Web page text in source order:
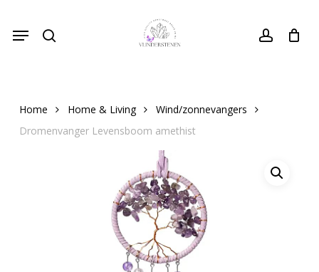
main
account
Menu Close
Cart
Home Home & Living
Wind/zonnevangers
Dromenvanger Levensboom amethist